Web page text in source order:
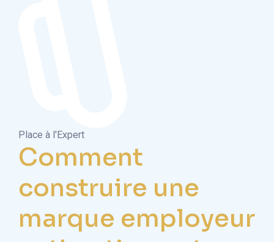
Place à l'Expert
Comment
construire une
marque employeur